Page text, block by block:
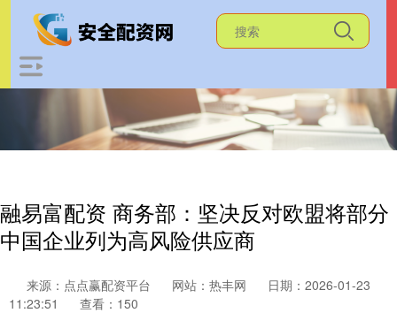
融易富配资 商务部：坚决反对欧盟将部分
中国企业列为高风险供应商
来源：点点赢配资平台 网站：热丰网
日期：2026-01-23
11:23:51
查看：150